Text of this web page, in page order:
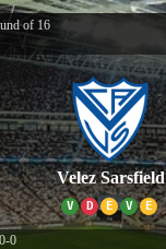
of 16
Velez Sarsfield
V D E V E
0